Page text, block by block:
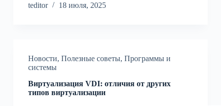
teditor 18 июля, 2025
Новости, Полезные советы, Программы и
системы
Виртуализация VDI: отличия от других
типов виртуализации